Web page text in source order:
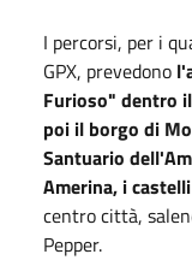
I percorsi, per i
GPX, prevedono
Furioso" dentro
poi il borgo di
Santuario
Amerina, i
centro città,
Pepper.